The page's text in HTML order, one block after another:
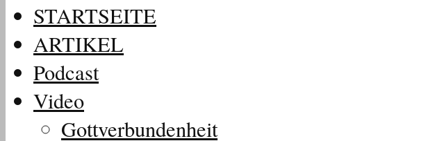
STARTSEITE
ARTIKEL
Podcast
Video
Gottverbundenheit